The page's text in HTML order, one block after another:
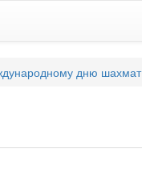
дню шахмат